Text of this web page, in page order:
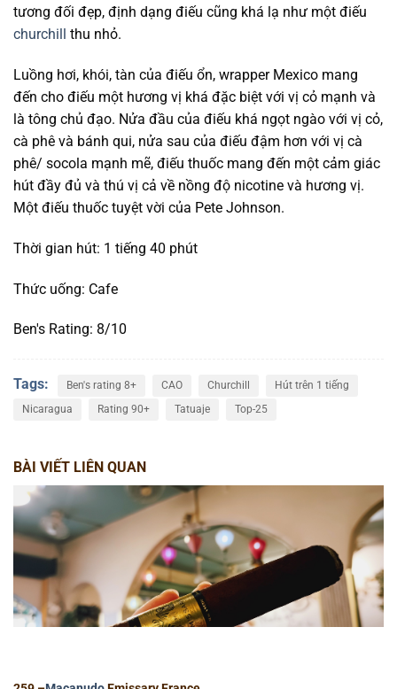
tương đối đẹp, định dạng điếu cũng khá lạ như một điếu
churchill
thu nhỏ.
Luồng hơi, khói, tàn của điếu ổn, wrapper Mexico mang
đến cho điếu một hương vị khá đặc biệt với vị cỏ mạnh và
là tông chủ đạo. Nửa đầu của điếu khá ngọt ngào với vị cỏ,
cà phê và bánh qui, nửa sau của điếu đậm hơn với vị cà
phê/ socola mạnh mẽ, điếu thuốc mang đến một cảm giác
hút đầy đủ và thú vị cả về nồng độ nicotine và hương vị.
Một điếu thuốc tuyệt vời của Pete Johnson.
Thời gian hút: 1 tiếng 40 phút
Thức uống: Cafe
Ben's Rating: 8/10
Tags: Ben's rating 8+ CAO Churchill
Hút trên 1 tiếng
Nicaragua
Rating 90+ Tatuaje Top-25
BÀI VIẾT LIÊN QUAN